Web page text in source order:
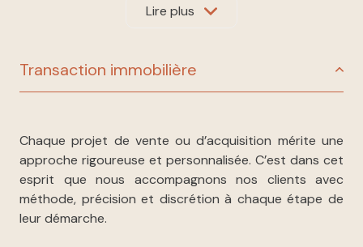
dans l'ensemble du processus immobilier.
complémentaires – MD GESTION et DAMIEN DUPRAT
IMMOBILIER – afin d’offrir un service global : de la
client de bénéficier d’un suivi personnalisé, mené par
une seule et même équipe, garante de continuité, de
professionnalisme et de réactivité.
Lire plus
Transaction immobilière
Chaque projet de vente ou d’acquisition mérite une
approche rigoureuse et personnalisée. C’est dans cet
esprit que nous accompagnons nos clients avec
méthode, précision et discrétion à chaque étape de
leur démarche.